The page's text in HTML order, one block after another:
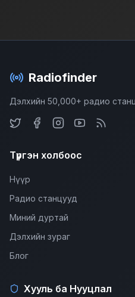
Radiofinder
Дэлхийн 50,000+ радио
Түргэн холбоос
Нүүр
Радио станцууд
Миний дуртай
Дэлхийн зураг
Блог
Хууль ба Нууцлал